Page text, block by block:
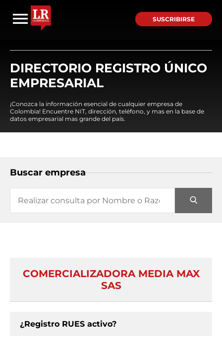
SUSCRIBIRSE
DIRECTORIO REGISTRO ÚNICO
EMPRESARIAL
¡Conozca la información esencial de cualquier empresa de
Colombia! Encuentre NIT, dirección, teléfono, y mas en la base de
datos empresarial mas grande del país.
Buscar empresa
COMERCIALIZADORA MEDIA MAX
SAS
¿Registro RUES activo?